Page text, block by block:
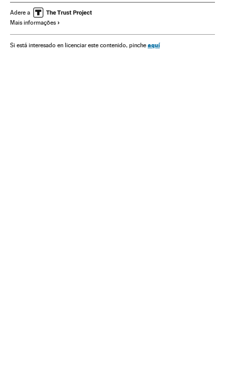
Ministério Saúde
Adere a
Mais informações
Si está interesado en licenciar este contenido, pinche aquí